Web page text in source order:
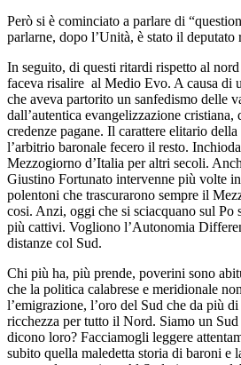
Però si è cominciato a parlare di
parlarne, dopo l’Unità, è stato il
In seguito, di questi ritardi rispetto al
faceva risalire al Medio Evo. A causa di
che aveva partorito un sanfedismo delle
dall’autentica evangelizzazione cristiana,
credenze pagane. Il carattere elitario
l’arbitrio baronale fecero il resto.
Mezzogiorno d’Italia per altri secoli.
Giustino Fortunato intervenne più volte
polentoni che trascurarono sempre il
cosi. Anzi, oggi che si sciacquano sul Po
più cattivi. Vogliono l’Autonomia
distanze col Sud.
Chi più ha, più prende, poverini sono
che la politica calabrese e meridionale
l’emigrazione, l’oro del Sud che da più
ricchezza per tutto il Nord. Siamo un
dicono loro? Facciamogli leggere
subito quella maledetta storia di baroni e